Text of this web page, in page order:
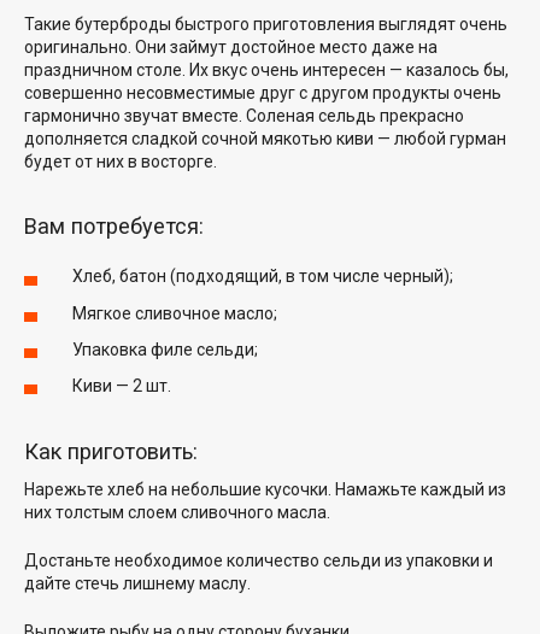
Такие бутерброды быстрого приготовления выглядят очень
оригинально. Они займут достойное место даже на
праздничном столе. Их вкус очень интересен — казалось бы,
совершенно несовместимые друг с другом продукты очень
гармонично звучат вместе. Соленая сельдь прекрасно
дополняется сладкой сочной мякотью киви — любой гурман
будет от них в восторге.
Вам потребуется:
Хлеб, батон (подходящий, в том числе черный);
Мягкое сливочное масло;
Упаковка филе сельди;
Киви — 2 шт.
Как приготовить:
Нарежьте хлеб на небольшие кусочки. Намажьте каждый из
них толстым слоем сливочного масла.
Достаньте необходимое количество сельди из упаковки и
дайте стечь лишнему маслу.